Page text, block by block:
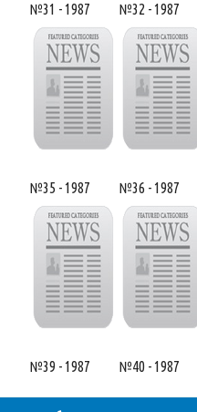
№31 - 1987 №32 - 1987
№35 - 1987 №36 - 1987
№39 - 1987 №40 - 1987